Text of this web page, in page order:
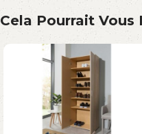
Cela Pourrait Vous